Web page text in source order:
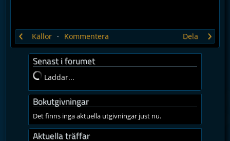
‹ Källor Kommentera Dela ›
Senast i forumet
Laddar...
Bokutgivningar
Det finns inga aktuella utgivningar just nu.
Aktuella träffar